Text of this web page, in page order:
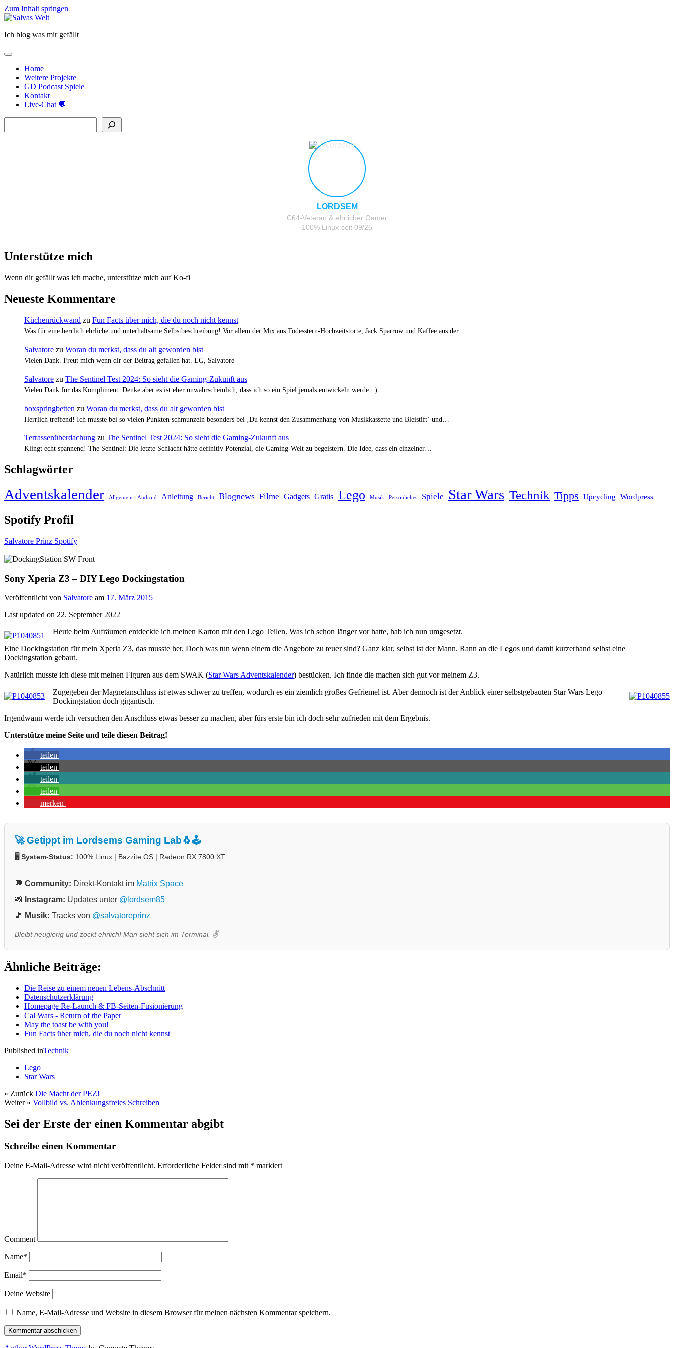
Zum Inhalt springen
Salvas
Ich blog was mir gefällt
open
primary
menu Home
Weitere Projekte
GD Podcast Spiele
Kontakt
Live-Chat 💬
LORDSEM
C64-Veteran & ehrlicher Gamer
100% Linux seit 09/25
Unterstütze mich
Wenn dir gefällt was ich mache, unterstütze mich auf Ko-fi
Neueste Kommentare
Küchenrückwand zu Fun Facts über mich, die du noch nicht kennst
Was für eine herrlich ehrliche und unterhaltsame Selbstbeschreibung! Vor allem der Mix aus Todesstern-Hochzeitstorte, Jack Sparrow und Kaffee aus der…
Salvatore zu Woran du merkst, dass du alt geworden bist
Vielen Dank. Freut mich wenn dir der Beitrag gefallen hat. LG, Salvatore
Salvatore zu The Sentinel Test 2024: So sieht die Gaming-Zukunft aus
Vielen Dank für das Kompliment. Denke aber es ist eher unwahrscheinlich, dass ich so ein Spiel jemals entwickeln werde. :)…
boxspringbetten zu Woran du merkst, dass du alt geworden bist
Herrlich treffend! Ich musste bei so vielen Punkten schmunzeln besonders bei ‚Du kennst den Zusammenhang von Musikkassette und Bleistift‘ und…
Terrassenüberdachung zu The Sentinel Test 2024: So sieht die Gaming-Zukunft aus
Klingt echt spannend! The Sentinel: Die letzte Schlacht hätte definitiv Potenzial, die Gaming-Welt zu begeistern. Die Idee, dass ein einzelner…
Schlagwörter
Adventskalender Allgemein Android Anleitung Bericht Blognews Filme Gadgets Gratis Lego Musik Persönliches Spiele Star Wars Technik Tipps Upcycling Wordpress
Spotify Profil
Salvatore Prinz Spotify
Sony Xperia Z3 – DIY Lego Dockingstation
Veröffentlicht von Salvatore am 17. März 2015
Last updated on 22. September 2022
Heute beim Aufräumen entdeckte ich meinen Karton mit den Lego Teilen. Was ich schon länger vor hatte, hab ich nun umgesetzt.
Eine Dockingstation für mein Xperia Z3, das musste her. Doch was tun wenn einem die Angebote zu teuer sind? Ganz klar, selbst ist der Mann. Rann an die Legos und damit kurzerhand selbst eine
Dockingstation gebaut.
Natürlich musste ich diese mit meinen Figuren aus dem SWAK (Star Wars Adventskalender) bestücken. Ich finde die machen sich gut vor meinem Z3.
Zugegeben der Magnetanschluss ist etwas schwer zu treffen, wodurch es ein ziemlich großes Gefriemel ist. Aber dennoch ist der Anblick einer selbstgebauten Star Wars Lego
Dockingstation doch gigantisch.
Irgendwann werde ich versuchen den Anschluss etwas besser zu machen, aber fürs erste bin ich doch sehr zufrieden mit dem Ergebnis.
Unterstütze meine Seite und teile diesen Beitrag!
teilen
teilen
teilen
teilen
merken
🚀 Getippt im Lordsems Gaming Lab🐧🕹️
🖥️ System-Status: 100% Linux | Bazzite OS | Radeon RX 7800 XT
💬 Community: Direkt-Kontakt im Matrix Space
📸 Instagram: Updates unter @lordsem85
🎵
Musik: Tracks von @salvatoreprinz
Bleibt neugierig und zockt ehrlich! Man sieht sich im Terminal. ✌️
Ähnliche Beiträge:
Die Reise zu einem neuen Lebens-Abschnitt
Datenschutzerklärung
Homepage Re-Launch & FB-Seiten-Fusionierung
Cal Wars - Return of the Paper
May the toast be with you!
Fun Facts über mich, die du noch nicht kennst
Published inTechnik
Lego
Star Wars
« Zurück Die Macht der PEZ!
Weiter » Vollbild vs. Ablenkungsfreies Schreiben
Sei der Erste der einen Kommentar abgibt
Schreibe einen Kommentar
Deine E-Mail-Adresse wird nicht veröffentlicht. Erforderliche Felder sind mit * markiert
Comment
Name*
Email*
Deine Website
Name, E-Mail-Adresse und Website in diesem Browser für meinen nächsten Kommentar speichern.